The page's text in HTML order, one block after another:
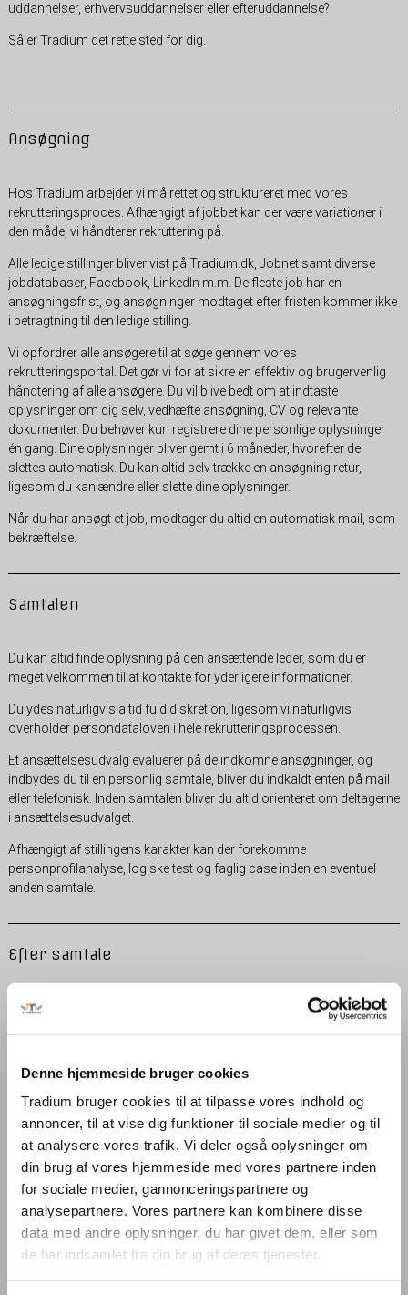
Denne hjemmeside bruger cookies
Tradium bruger cookies til at tilpasse vores indhold og
annoncer, til at vise dig funktioner til sociale medier og til
at analysere vores trafik. Vi deler også oplysninger om
din brug af vores hjemmeside med vores partnere inden
for sociale medier, gannonceringspartnere og
analysepartnere. Vores partnere kan kombinere disse
data med andre oplysninger, du har givet dem, eller som
de har indsamlet fra din brug af deres tjenester.
uddannelser, erhvervsuddannelser eller efteruddannelse?
Så er Tradium det rette sted for dig.
Ansøgning
Hos Tradium arbejder vi målrettet og struktureret med vores
rekrutteringsproces. Afhængigt af jobbet kan der være variationer i
den måde, vi håndterer rekruttering på.
Alle ledige stillinger bliver vist på Tradium.dk, Jobnet samt diverse
jobdatabaser, Facebook, LinkedIn m.m. De fleste job har en
ansøgningsfrist, og ansøgninger modtaget efter fristen kommer ikke
i betragtning til den ledige stilling.
Vi opfordrer alle ansøgere til at søge gennem vores
rekrutteringsportal. Det gør vi for at sikre en effektiv og brugervenlig
håndtering af alle ansøgere. Du vil blive bedt om at indtaste
oplysninger om dig selv, vedhæfte ansøgning, CV og relevante
dokumenter. Du behøver kun registrere dine personlige oplysninger
én gang. Dine oplysninger bliver gemt i 6 måneder, hvorefter de
slettes automatisk. Du kan altid selv trække en ansøgning retur,
ligesom du kan ændre eller slette dine oplysninger.
Når du har ansøgt et job, modtager du altid en automatisk mail, som
bekræftelse.
Samtalen
Du kan altid finde oplysning på den ansættende leder, som du er
meget velkommen til at kontakte for yderligere informationer.
Du ydes naturligvis altid fuld diskretion, ligesom vi naturligvis
overholder persondataloven i hele rekrutteringsprocessen.
Et ansættelsesudvalg evaluerer på de indkomne ansøgninger, og
indbydes du til en personlig samtale, bliver du indkaldt enten på mail
eller telefonisk. Inden samtalen bliver du altid orienteret om deltagerne
i ansættelsesudvalget.
Afhængigt af stillingens karakter kan der forekomme
personprofilanalyse, logiske test og faglig case inden en eventuel
anden samtale.
Efter samtale
Efter samtalen evaluerer ansættelsesudvalget ansøgerne på
Ansøgere som er til samtale får et personligt telefonisk svar og
øvrige modtager en mail med afslag.
Søg ledige stillinger
Uopfordrede